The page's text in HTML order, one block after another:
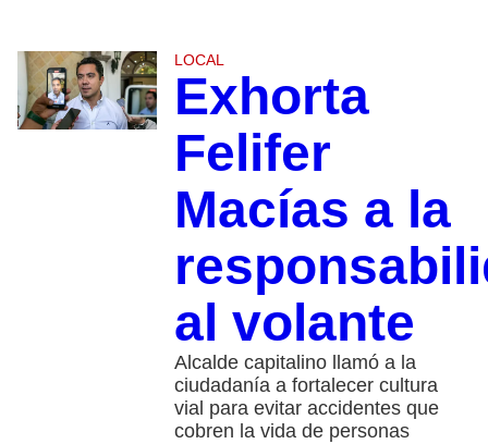
LOCAL
Exhorta
Felifer
Macías a la
al volante
Alcalde capitalino llamó a la
ciudadanía a fortalecer cultura
vial para evitar accidentes que
cobren la vida de personas